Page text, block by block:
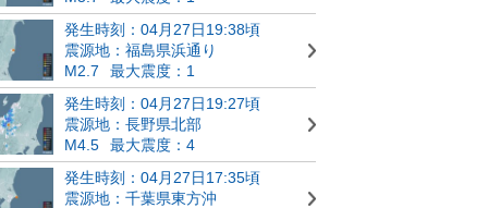
発生時刻：04月27日19:38頃
震源地：福島県浜通り
M2.7
最大震度：1
発生時刻：04月27日19:27頃
震源地：長野県北部
M4.5
最大震度：4
発生時刻：04月27日17:35頃
震源地：千葉県東方沖